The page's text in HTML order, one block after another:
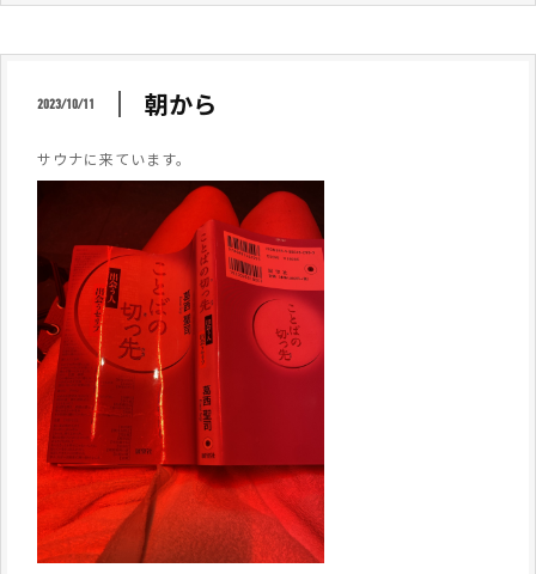
2023/10/11 朝から
サウナに来ています。